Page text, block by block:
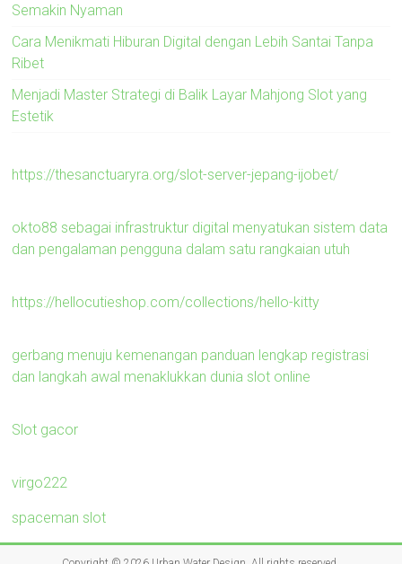
Semakin Nyaman
Cara Menikmati Hiburan Digital dengan Lebih Santai Tanpa
Ribet
Menjadi Master Strategi di Balik Layar Mahjong Slot yang
Estetik
https://thesanctuaryra.org/slot-server-jepang-ijobet/
okto88 sebagai infrastruktur digital menyatukan sistem data
dan pengalaman pengguna dalam satu rangkaian utuh
https://hellocutieshop.com/collections/hello-kitty
gerbang menuju kemenangan panduan lengkap registrasi
dan langkah awal menaklukkan dunia slot online
Slot gacor
virgo222
spaceman slot